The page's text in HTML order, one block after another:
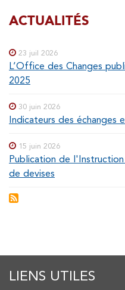
SOUS-
Special
ACTUALITÉS
23 juil 2026
L’Office des Changes
2025
30 juin 2026
Indicateurs des échanges
15 juin 2026
Publication de
de devises
LIENS UTILES